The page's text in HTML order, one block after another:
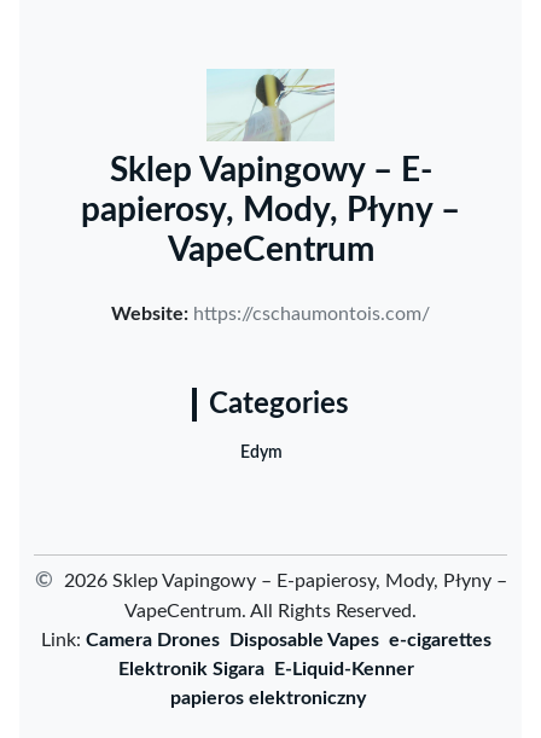
Sklep Vapingowy – E-
papierosy, Mody, Płyny –
VapeCentrum
Website: https://cschaumontois.com/
Categories
Edym
©
2026 Sklep Vapingowy – E-papierosy, Mody, Płyny –
VapeCentrum. All Rights Reserved.
Link: Camera Drones Disposable Vapes e-cigarettes
Elektronik Sigara
E-Liquid-Kenner
papieros elektroniczny